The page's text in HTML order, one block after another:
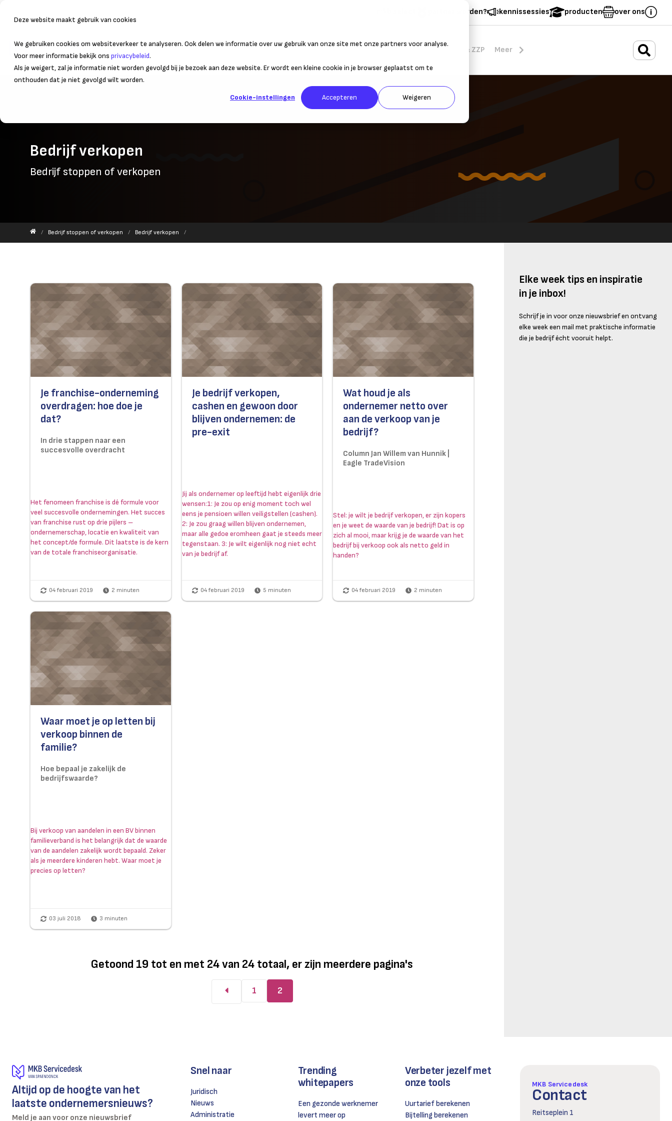
Deze website maakt gebruik van cookies
We gebruiken cookies om websiteverkeer te analyseren. Ook delen we informatie over uw gebruik van onze site met onze partners voor analyse.
Voor meer informatie bekijk ons privacybeleid.
Als je weigert, zal je informatie niet worden gevolgd bij je bezoek aan deze website. Er wordt een kleine cookie in je browser geplaatst om te
onthouden dat je niet gevolgd wilt worden.
Cookie-instellingen Accepteren Weigeren
partner worden? kennissessies producten over ons
Bedrijfsvoering Duurzaam ondernemen Starten & ZZP Meer
Bedrijf verkopen
Bedrijf stoppen of verkopen
Bedrijf stoppen of verkopen Bedrijf verkopen
Je franchise-onderneming
overdragen: hoe doe je
dat?
In drie stappen naar een
succesvolle overdracht
Het fenomeen franchise is dé formule voor
veel succesvolle ondernemingen. Het succes
van franchise rust op drie pijlers –
ondernemerschap, locatie en kwaliteit van
het concept/de formule. Dit laatste is de kern
van de totale franchiseorganisatie.
04 februari 2019 2 minuten
Je bedrijf verkopen,
cashen en gewoon door
blijven ondernemen: de
pre-exit
Jij als ondernemer op leeftijd hebt eigenlijk drie
wensen:1: Je zou op enig moment toch wel
eens je pensioen willen veiligstellen (cashen).
2: Je zou graag willen blijven ondernemen,
maar alle gedoe eromheen gaat je steeds meer
tegenstaan. 3: Je wilt eigenlijk nog niet echt
van je bedrijf af.
04 februari 2019 5 minuten
Wat houd je als
ondernemer netto over
aan de verkoop van je
bedrijf?
Column Jan Willem van Hunnik |
Eagle TradeVision
Stel: je wilt je bedrijf verkopen, er zijn kopers
en je weet de waarde van je bedrijf! Dat is op
zich al mooi, maar krijg je de waarde van het
bedrijf bij verkoop ook als netto geld in
handen?
04 februari 2019 2 minuten
Waar moet je op letten bij
verkoop binnen de
familie?
Hoe bepaal je zakelijk de
bedrijfswaarde?
Bij verkoop van aandelen in een BV binnen
familieverband is het belangrijk dat de waarde
van de aandelen zakelijk wordt bepaald. Zeker
als je meerdere kinderen hebt. Waar moet je
precies op letten?
03 juli 2018 3 minuten
Getoond 19 tot en met 24van 24 totaal, er zijn meerdere pagina's
1 2
Elke week tips en inspiratie
in je inbox!
Schrijf je in voor onze nieuwsbrief en ontvang
elke week een mail met praktische informatie
die je bedrijf écht vooruit helpt.
Altijd op de hoogte van het
laatste ondernemersnieuws?
Meld je aan voor onze nieuwsbrief
Snel naar
Juridisch
Nieuws
Administratie
Trending
whitepapers
Een gezonde werknemer
levert meer op
Verbeter jezelf met
onze tools
Uurtarief berekenen
Bijtelling berekenen
MKB Servicedesk
Contact
Reitseplein 1